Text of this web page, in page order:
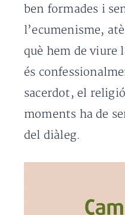
ben formades i
l’ecumenisme,
què hem de viure
és
sacerdot, el
moments ha de
del diàleg.